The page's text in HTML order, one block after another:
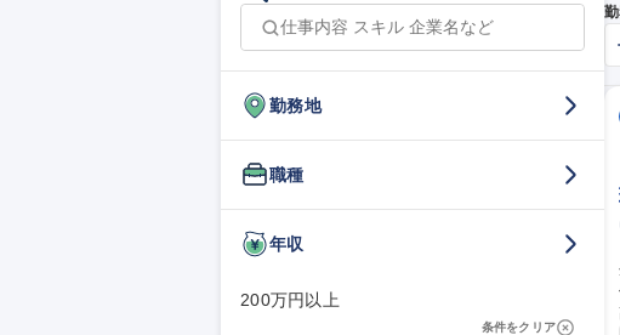
勤務地
職種
年収
200万円以上
条件をクリア